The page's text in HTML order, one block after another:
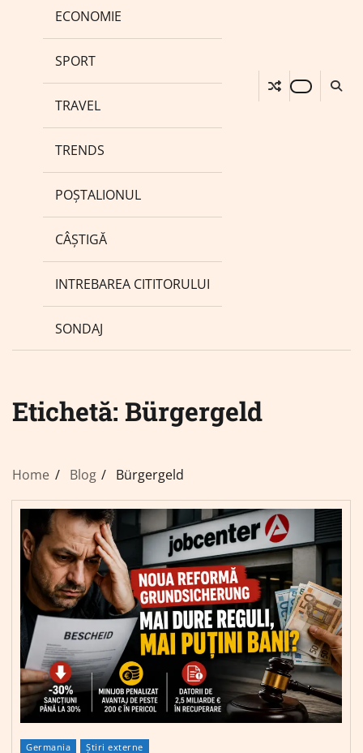
ECONOMIE
SPORT
TRAVEL
TRENDS
POȘTALIONUL
CÂȘTIGĂ
INTREBAREA CITITORULUI
SONDAJ
Etichetă: Bürgergeld
Home Blog Bürgergeld
Germania Știri externe